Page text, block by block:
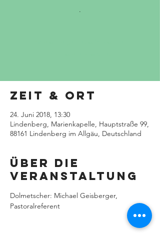
.
Zeit & Ort
24. Juni 2018, 13:30
Lindenberg, Marienkapelle, Hauptstraße 99,
88161 Lindenberg im Allgäu, Deutschland
Über die
Veranstaltung
Dolmetscher: Michael Geisberger,
Pastoralreferent